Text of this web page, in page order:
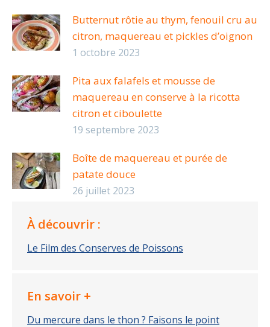
Butternut rôtie au thym, fenouil cru au
citron, maquereau et pickles d’oignon
1 octobre 2023
Pita aux falafels et mousse de
maquereau en conserve à la ricotta
citron et ciboulette
19 septembre 2023
Boîte de maquereau et purée de
patate douce
26 juillet 2023
À découvrir :
Le Film des Conserves de Poissons
En savoir +
Du mercure dans le thon ? Faisons le point